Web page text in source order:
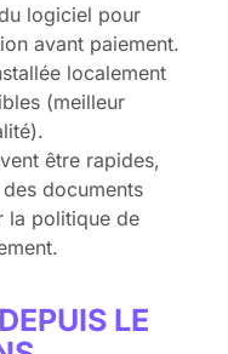
logiciel pour
avant paiement.
localement
(meilleur
être rapides,
documents
la politique de
LE